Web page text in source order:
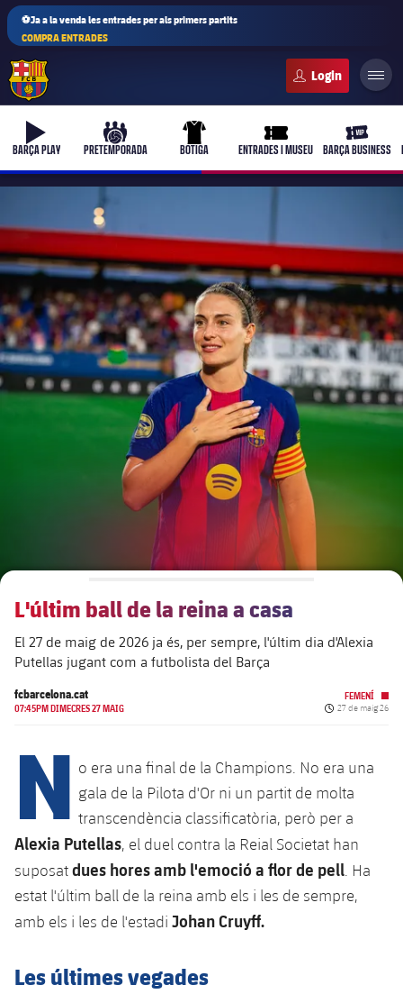
⚽Ja a la venda les entrades per als primers partits
COMPRA ENTRADES
b-play
BARÇA PLAY
culers-ball
PRETEMPORADA
uniform
BOTIGA
ticket-full
ENTRADES I MUSEU
ticket-
BARÇA BUSINESS
Junta Directiva
Estructura executiva
chevron-right
label.aria.chevronright
Òrgans
chevron-right
label.aria.chevronright
Documents
chevron-right
label.aria.chevronright
chevron-right
label.aria.chevronright
Més que un club
Masia 360
La Masia
Dècada a dècada
Presidents
Jugadors de llegenda
Entrenadors
Centre de documentació
plusicon
més
Instal·lacions
L'últim ball de la reina a casa
El 27 de maig de 2026 ja és, per sempre, l'últim dia d'Alexia
Putellas jugant com a futbolista del Barça
fcbarcelona.cat
07:45PM DIMECRES 27 MAIG
FEMENÍ
Data de
27 de maig 26
N o era una final de la Champions. No era una
gala de la Pilota d'Or ni un partit de molta
transcendència classificatòria, però per a
Alexia Putellas, el duel contra la Reial Societat han
suposatdues hores amb l'emoció a flor de pell . Ha
estat l'últim ball de la reina amb els i les de sempre,
amb els i les de l'estadi Johan Cruyff.
Les últimes vegades